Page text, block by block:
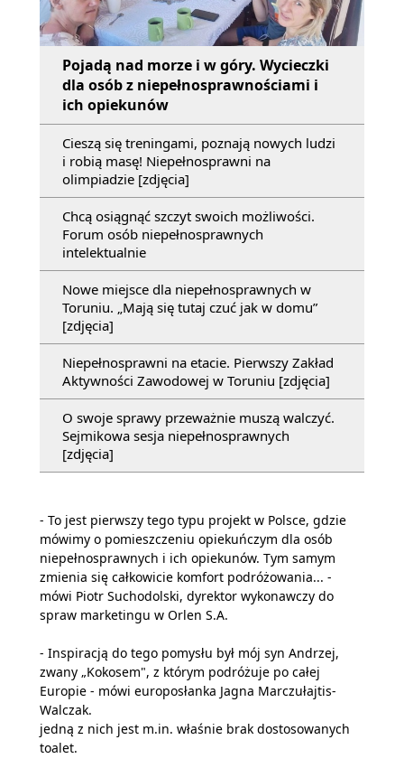
Pojadą nad morze i w góry. Wycieczki
dla osób z niepełnosprawnościami i
ich opiekunów
Cieszą się treningami, poznają nowych ludzi
i robią masę! Niepełnosprawni na
olimpiadzie [zdjęcia]
Chcą osiągnąć szczyt swoich możliwości.
Forum osób niepełnosprawnych
intelektualnie
Nowe miejsce dla niepełnosprawnych w
Toruniu. „Mają się tutaj czuć jak w domu”
[zdjęcia]
Niepełnosprawni na etacie. Pierwszy Zakład
Aktywności Zawodowej w Toruniu [zdjęcia]
O swoje sprawy przeważnie muszą walczyć.
Sejmikowa sesja niepełnosprawnych
[zdjęcia]
- To jest pierwszy tego typu projekt w Polsce, gdzie
mówimy o pomieszczeniu opiekuńczym dla osób
niepełnosprawnych i ich opiekunów. Tym samym
zmienia się całkowicie komfort podróżowania... -
mówi Piotr Suchodolski, dyrektor wykonawczy do
spraw marketingu w Orlen S.A.
- Inspiracją do tego pomysłu był mój syn Andrzej,
zwany „Kokosem", z którym podróżuje po całej
Europie - mówi europosłanka Jagna Marczułajtis-
Walczak.
jedną z nich jest m.in. właśnie brak dostosowanych
toalet.